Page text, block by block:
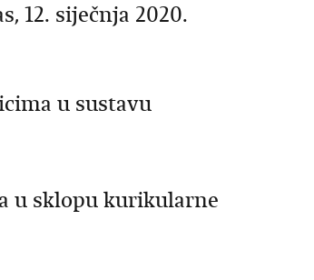
12. siječnja 2020.
u sustavu
u sklopu kurikularne